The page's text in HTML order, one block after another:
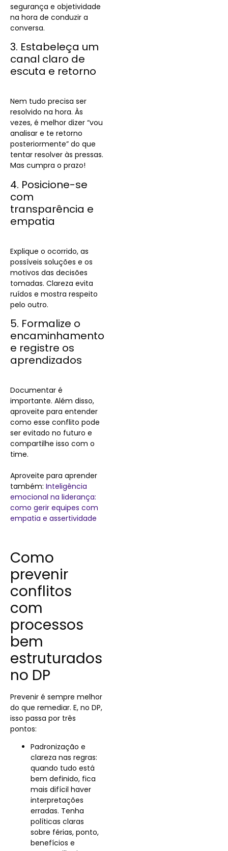
segurança e objetividade
na hora de conduzir a
conversa.
3. Estabeleça um
canal claro de
escuta e retorno
Nem tudo precisa ser
resolvido na hora. Às
vezes, é melhor dizer “vou
analisar e te retorno
posteriormente” do que
tentar resolver às pressas.
Mas cumpra o prazo!
4. Posicione-se
com
transparência e
empatia
Explique o ocorrido, as
possíveis soluções e os
motivos das decisões
tomadas. Clareza evita
ruídos e mostra respeito
pelo outro.
5. Formalize o
encaminhamento
e registre os
aprendizados
Documentar é
importante. Além disso,
aproveite para entender
como esse conflito pode
ser evitado no futuro e
compartilhe isso com o
time.
Aproveite para aprender
também: Inteligência
emocional na liderança:
como gerir equipes com
empatia e assertividade
Como
prevenir
conflitos
com
processos
bem
estruturados
no DP
Prevenir é sempre melhor
do que remediar. E, no DP,
isso passa por três
pontos:
Padronização e
clareza nas regras:
quando tudo está
bem definido, fica
mais difícil haver
interpretações
erradas. Tenha
políticas claras
sobre férias, ponto,
benefícios e